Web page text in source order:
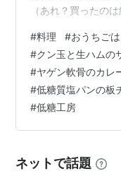
（あれ？買ったの
ー風味から揚げ 昼
リフラのおじや風
保存 夕食 クン玉と
レタス・ベビーリー
フラワー・フレンチ
とベビーリーフを
#料理 #おうちご
#クン玉と生ハムの
#ヤゲン軟骨のカレ
#低糖質塩パンの板
#低糖工房
ネットで話題